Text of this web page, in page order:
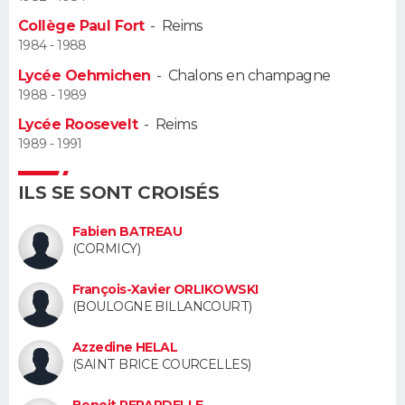
Alimentation
Guide de la santé
Maladies
Médicaments
Sommeil
VOYAGE
Destinations
City break
Voyage nature
Voyage de noces
Forum
Climat
+
PHOTO
GUIDES D'ACHAT
BONS PLANS
Carte de Noël
Carte Bonne année
Carte Saint-Valentin
Carte Pâques
Carte d'anniversaire
DICTIONNAIRE
Dictionnaire
Biographies
Citations
Expressions
Proverbes
PROGRAMME TV
S'inscrire
Se connecter
Lycées
Collèges
Primaires
Universités
Entreprises
Service militaire
Avis de recherche
AVIS DE DÉCÈS
Collège Paul Fort- Reims
1984 - 1988
Lycée Oehmichen - Chalons en champagne
1988 - 1989
Lycée Roosevelt- Reims
1989 - 1991
ILS SE SONT CROISÉS
Fabien BATREAU
(CORMICY)
François-Xavier ORLIKOWSKI
(BOULOGNE BILLANCOURT)
Azzedine HELAL
(SAINT BRICE COURCELLES)